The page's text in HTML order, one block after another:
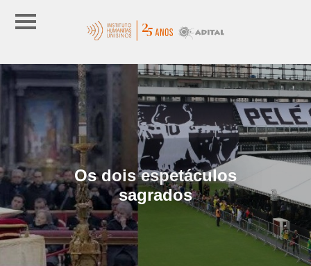
Os dois espetáculos
sagrados